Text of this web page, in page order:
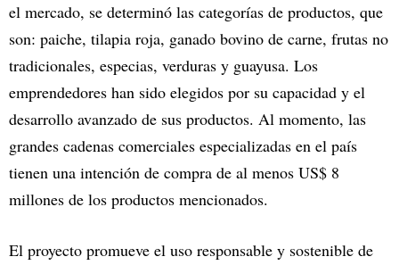
el mercado, se determinó las categorías de productos, que
son: paiche, tilapia roja, ganado bovino de carne, frutas no
tradicionales, especias, verduras y guayusa. Los
emprendedores han sido elegidos por su capacidad y el
desarrollo avanzado de sus productos. Al momento, las
grandes cadenas comerciales especializadas en el país
tienen una intención de compra de al menos US$ 8
millones de los productos mencionados.
El proyecto promueve el uso responsable y sostenible de